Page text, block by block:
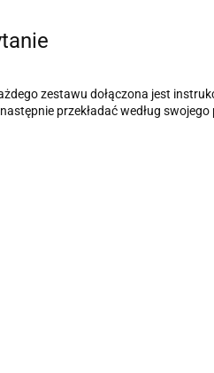
zestawu dołączona jest
przekładać według